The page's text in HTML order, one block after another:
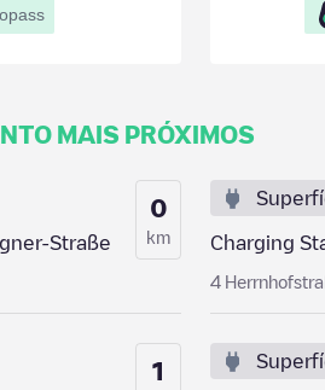
MAIS PRÓXIMOS
Straße
0
km Charging
4
1